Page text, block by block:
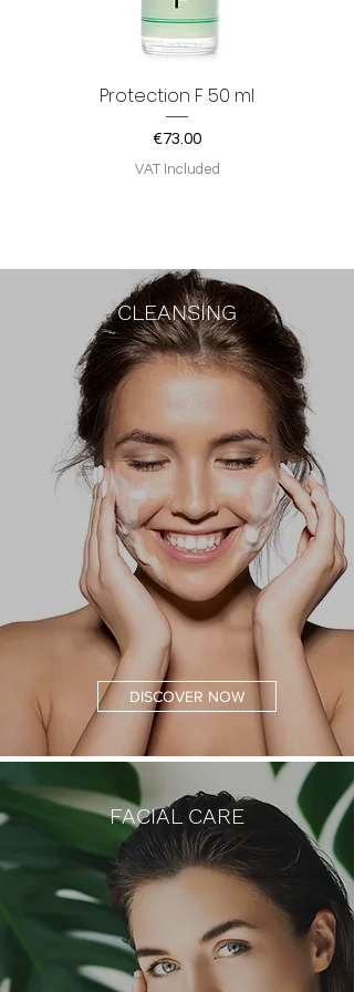
Protection F 50 ml
Price
€73.00
VAT Included
CLEANSING
DISCOVER NOW
FACIAL CARE